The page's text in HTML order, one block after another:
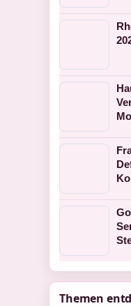
Themen